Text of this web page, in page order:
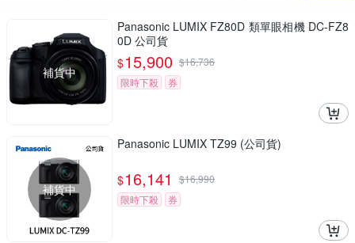
補貨中
Panasonic LUMIX FZ80D 類單眼相機 DC-FZ8
0D 公司貨
$15,900 $16,736
限時下殺
券
補貨中
Panasonic LUMIX TZ99 (公司貨)
$16,141 $16,990
限時下殺
券